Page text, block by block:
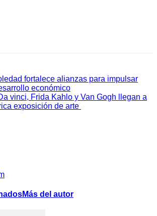
fortalece alianzas para impulsar
económico
vinci, Frida Kahlo y Van Gogh llegan a
exposición de arte
Más del autor